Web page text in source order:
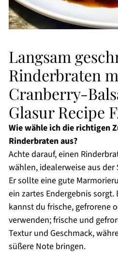
Langsam
Rinderbraten
Cranberry-
Glasur Recipe
Wie wähle ich die richtigen
Rinderbraten aus?
Achte darauf, einen
wählen, idealerweise aus der
Er sollte eine gute
ein zartes Endergebnis sorgt.
kannst du frische, gefrorene
verwenden; frische und
Textur und Geschmack,
süßere Note bringen.